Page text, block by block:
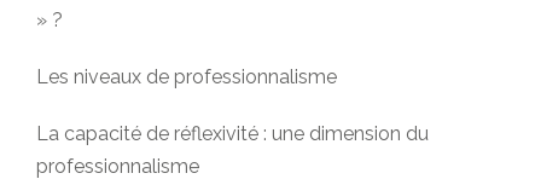
» ?
Les niveaux de professionnalisme
La capacité de réflexivité : une dimension du
professionnalisme